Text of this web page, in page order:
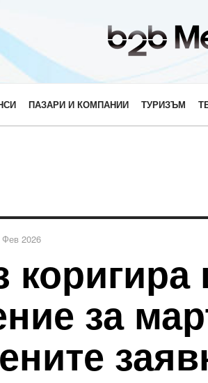
ПАЗАРИ И КОМПАНИИ ТУРИЗЪМ
Фев 2026
за